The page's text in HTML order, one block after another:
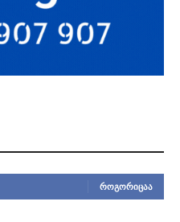
ᲠᲝᲒᲝᲠᲘᲪᲐᲐ